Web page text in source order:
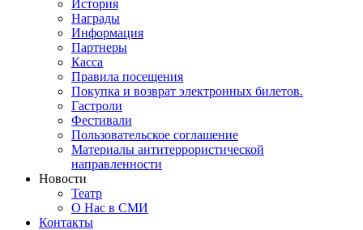
История
Награды
Информация
Партнеры
Касса
Правила посещения
Покупка и возврат электронных билетов.
Гастроли
Фестивали
Пользовательское соглашение
Материалы антитеррористической
направленности
Новости
Театр
О Нас в СМИ
Контакты